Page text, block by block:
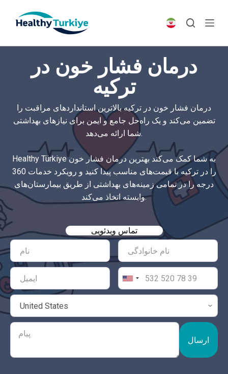
p
درمان فشار خون در
ترکیه
درمان فشار خون در ترکیه بالاترین استانداردهای مراقبت را
تضمین می‌کند و یک راه‌حل جامع و ایمن برای نیازهای بهداشتی
شما ارائه می‌دهد.
Healthy Türkiye به شما کمک می‌کند بهترین درمان فشار خون
را در ترکیه با قیمت‌های مناسب پیدا کنید و رویکرد خدمات 360
درجه را در تمامی زمینه‌های بهداشتی از طریق بیمارستان‌های
وابسته اتخاذ می‌کند.
تماس ویدئویی
ارسال